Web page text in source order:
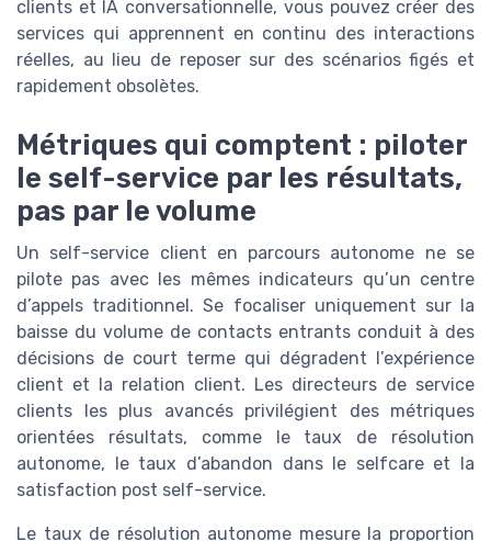
clients et IA conversationnelle, vous pouvez créer des
services qui apprennent en continu des interactions
réelles, au lieu de reposer sur des scénarios figés et
rapidement obsolètes.
Métriques qui comptent : piloter
le self-service par les résultats,
pas par le volume
Un self-service client en parcours autonome ne se
pilote pas avec les mêmes indicateurs qu’un centre
d’appels traditionnel. Se focaliser uniquement sur la
baisse du volume de contacts entrants conduit à des
décisions de court terme qui dégradent l’expérience
client et la relation client. Les directeurs de service
clients les plus avancés privilégient des métriques
orientées résultats, comme le taux de résolution
autonome, le taux d’abandon dans le selfcare et la
satisfaction post self-service.
Le taux de résolution autonome mesure la proportion